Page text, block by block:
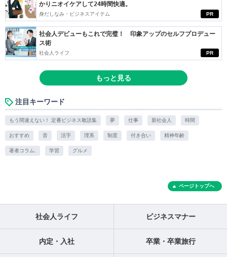
PR
かりニオイケアして24時間快適。
身だしなみ・ビジネスアイテム
PR
社会人デビューもこれで完璧！ 印象アップのセルフプロデュー
ス術
社会人ライフ
もっと見る
注目キーワード
もう間違えない！ 定番ビジネス敬語集 夢 仕事 新社会人 時間
おすすめ 音 活字 理系 制度 付き合い 精神年齢
著者コラム. 学習 グルメ
ページトップへ
社会人ライフ ビジネスマナー
内定・入社 卒業・卒業旅行